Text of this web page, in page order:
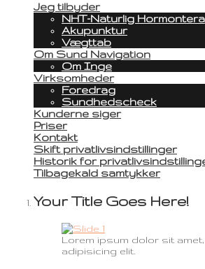
Jeg tilbyder
NHT-Naturlig
Akupunktur
Vægttab
Om Sund Navigation
Om Inge
Virksomheder
Foredrag
Sundhedscheck
Kunderne siger
Priser
Kontakt
Skift privatlivsindstillinger
Historik for
Tilbagekald samtykker
Your Title Goes Here!
Lorem ipsum dolor sit
adipisicing elit.